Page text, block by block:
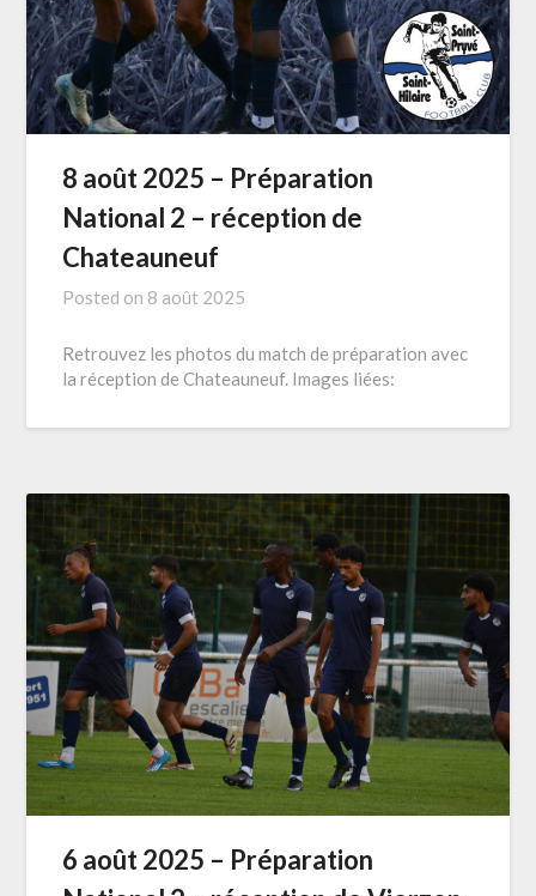
8 août 2025 – Préparation
National 2 – réception de
Chateauneuf
Posted on 8 août 2025
Retrouvez les photos du match de préparation avec
la réception de Chateauneuf. Images liées:
6 août 2025 – Préparation